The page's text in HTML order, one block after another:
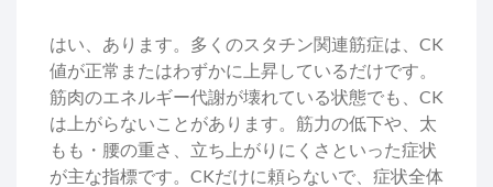
はい、あります。多くのスタチン関連筋症は、CK
値が正常またはわずかに上昇しているだけです。
筋肉のエネルギー代謝が壊れている状態でも、CK
は上がらないことがあります。筋力の低下や、太
もも・腰の重さ、立ち上がりにくさといった症状
が主な指標です。CKだけに頼らないで、症状全体